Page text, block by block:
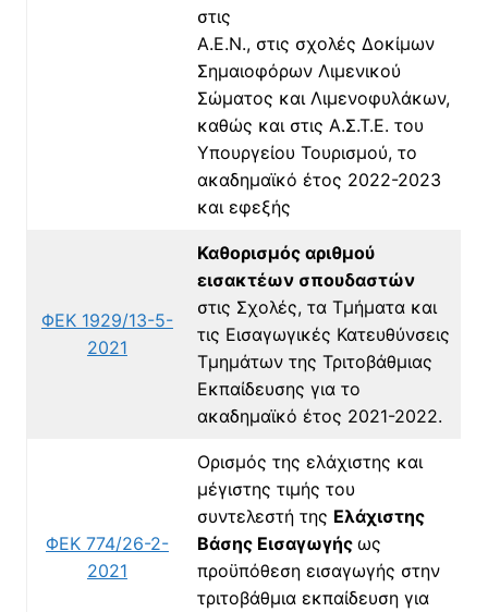
στις
Α.Ε.Ν., στις σχολές Δοκίμων
Σημαιοφόρων Λιμενικού
Σώματος και Λιμενοφυλάκων,
καθώς και στις Α.Σ.Τ.Ε. του
Υπουργείου Τουρισμού, το
ακαδημαϊκό έτος 2022-2023
και εφεξής
ΦΕΚ 1929/13-5-
2021
Καθορισμός αριθμού
εισακτέων σπουδαστών
στις Σχολές, τα Τμήματα και
τις Εισαγωγικές Κατευθύνσεις
Τμημάτων της Τριτοβάθμιας
Εκπαίδευσης για το
ακαδημαϊκό έτος 2021-2022.
ΦΕΚ 774/26-2-
2021
Ορισμός της ελάχιστης και
μέγιστης τιμής του
συντελεστή της Ελάχιστης
Βάσης Εισαγωγής ως
προϋπόθεση εισαγωγής στην
τριτοβάθμια εκπαίδευση για